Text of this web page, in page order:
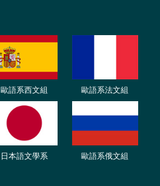
歐語系西文組 歐語系法文組
日本語文學系 歐語系俄文組